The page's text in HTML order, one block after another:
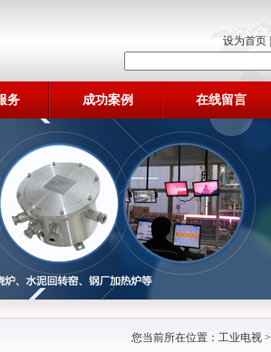
设为首页
务 成功案例 在线留言
您当前所在位置： 工业电视 >